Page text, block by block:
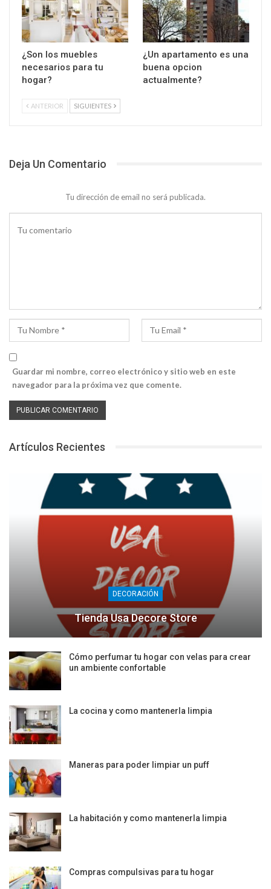
¿Son los muebles
necesarios para tu
hogar?
¿Un apartamento es una
buena opcion
actualmente?
ANTERIOR SIGUIENTES
Deja Un Comentario
Tu dirección de email no será publicada.
Guardar mi nombre, correo electrónico y sitio web en este
navegador para la próxima vez que comente.
Artículos Recientes
DECORACIÓN
Tienda Usa Decore Store
Cómo perfumar tu hogar con velas para crear
un ambiente confortable
La cocina y como mantenerla limpia
Maneras para poder limpiar un puff
La habitación y como mantenerla limpia
Compras compulsivas para tu hogar